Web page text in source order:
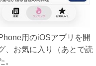
用のiOSアプリを開
、お気に入り（あとで読
。